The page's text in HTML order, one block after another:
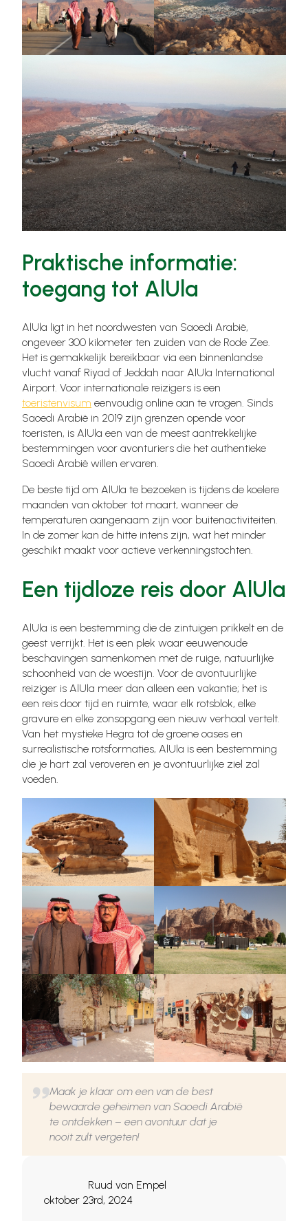
Praktische informatie:
toegang tot AlUla
AlUla ligt in het noordwesten van Saoedi Arabië,
ongeveer 300 kilometer ten zuiden van de Rode Zee.
Het is gemakkelijk bereikbaar via een binnenlandse
vlucht vanaf Riyad of Jeddah naar AlUla International
Airport. Voor internationale reizigers is een
toeristenvisum eenvoudig online aan te vragen. Sinds
Saoedi Arabië in 2019 zijn grenzen opende voor
toeristen, is AlUla een van de meest aantrekkelijke
bestemmingen voor avonturiers die het authentieke
Saoedi Arabië willen ervaren.
De beste tijd om AlUla te bezoeken is tijdens de koelere
maanden van oktober tot maart, wanneer de
temperaturen aangenaam zijn voor buitenactiviteiten.
In de zomer kan de hitte intens zijn, wat het minder
geschikt maakt voor actieve verkenningstochten.
Een tijdloze reis door AlUla
AlUla is een bestemming die de zintuigen prikkelt en de
geest verrijkt. Het is een plek waar eeuwenoude
beschavingen samenkomen met de ruige, natuurlijke
schoonheid van de woestijn. Voor de avontuurlijke
reiziger is AlUla meer dan alleen een vakantie; het is
een reis door tijd en ruimte, waar elk rotsblok, elke
gravure en elke zonsopgang een nieuw verhaal vertelt.
Van het mystieke Hegra tot de groene oases en
surrealistische rotsformaties, AlUla is een bestemming
die je hart zal veroveren en je avontuurlijke ziel zal
voeden.
Maak je klaar om een van de best
bewaarde geheimen van Saoedi Arabië
te ontdekken – een avontuur dat je
nooit zult vergeten!
Ruud van Empel
oktober 23rd, 2024